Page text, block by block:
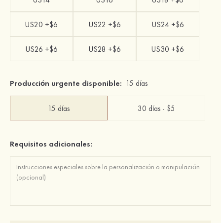
US20 +$6 US22 +$6 US24 +$6
US26 +$6 US28 +$6 US30 +$6
Producción urgente disponible: 15 días
15 días 30 días - $5
Requisitos adicionales: